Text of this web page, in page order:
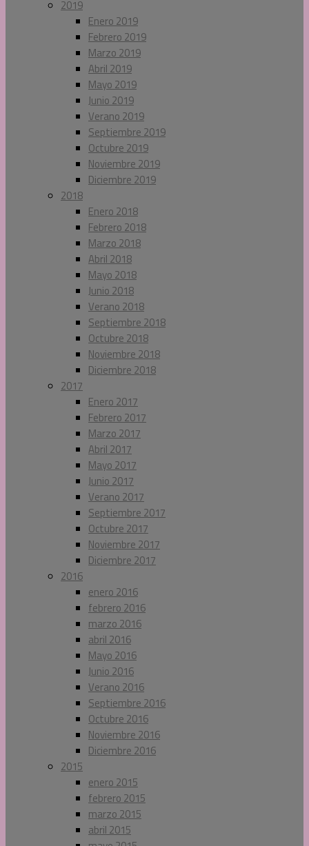
2019
Enero 2019
Febrero 2019
Marzo 2019
Abril 2019
Mayo 2019
Junio 2019
Verano 2019
Septiembre 2019
Octubre 2019
Noviembre 2019
Diciembre 2019
2018
Enero 2018
Febrero 2018
Marzo 2018
Abril 2018
Mayo 2018
Junio 2018
Verano 2018
Septiembre 2018
Octubre 2018
Noviembre 2018
Diciembre 2018
2017
Enero 2017
Febrero 2017
Marzo 2017
Abril 2017
Mayo 2017
Junio 2017
Verano 2017
Septiembre 2017
Octubre 2017
Noviembre 2017
Diciembre 2017
2016
enero 2016
febrero 2016
marzo 2016
abril 2016
Mayo 2016
Junio 2016
Verano 2016
Septiembre 2016
Octubre 2016
Noviembre 2016
Diciembre 2016
2015
enero 2015
febrero 2015
marzo 2015
abril 2015